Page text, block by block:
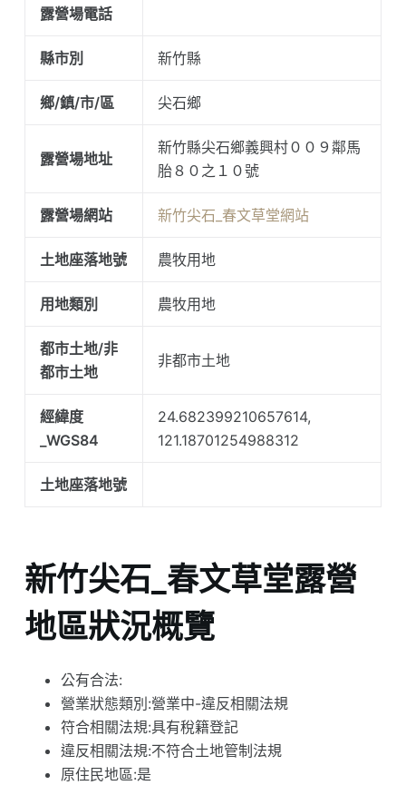
露營場電話
縣市別 新竹縣
鄉/鎮/市/區 尖石鄉
露營場地址
新竹縣尖石鄉義興村００９鄰馬
胎８０之１０號
露營場網站 新竹尖石_春文草堂網站
土地座落地號 農牧用地
用地類別 農牧用地
都市土地/非
都市土地
非都市土地
經緯度
_WGS84
24.682399210657614,
121.18701254988312
土地座落地號
新竹尖石_春文草堂露營
地區狀況概覽
公有合法:
營業狀態類別:營業中-違反相關法規
符合相關法規:具有稅籍登記
違反相關法規:不符合土地管制法規
原住民地區:是